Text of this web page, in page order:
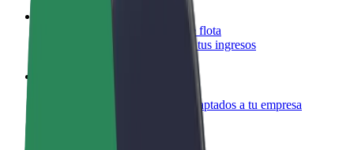
Registrarse como propietario de flota
Añadí tu flota a Bolt y potenciá tus ingresos
Productos y servicios de Bolt adaptados a tu empresa